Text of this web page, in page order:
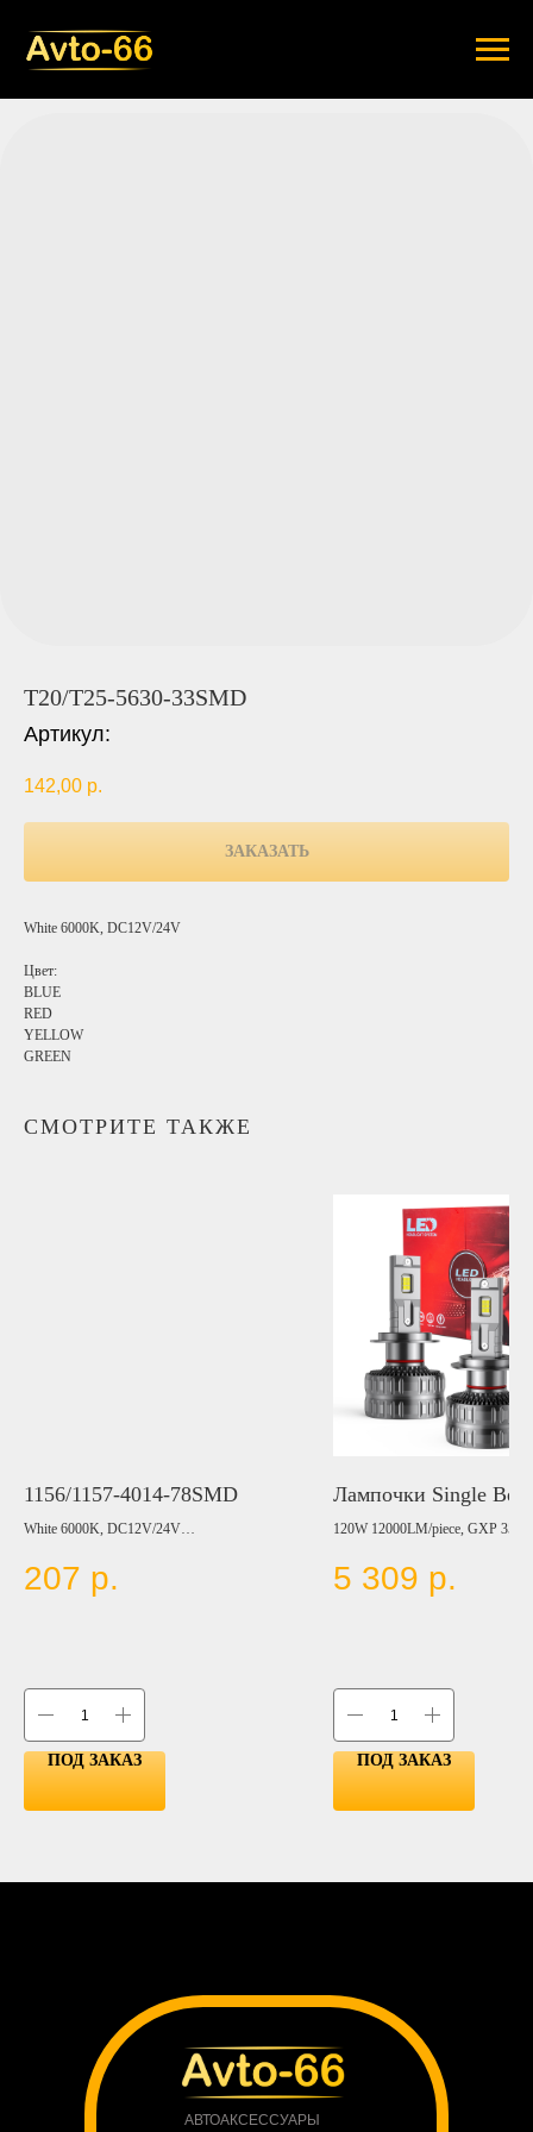
T20/T25-5630-33SMD
Артикул:
142,00 р.
ЗАКАЗАТЬ
White 6000K, DC12V/24V
Цвет:
BLUE
RED
YELLOW
GREEN
СМОТРИТЕ ТАКЖЕ
1156/1157-4014-78SMD
White 6000K, DC12V/24V
BLUE
RED
207 р.
ПОД ЗАКАЗ
Лампочки Single
120W 12000LM/piece, GXP
H15, 9005, 9006, 880/881)
5 309 р.
ПОД ЗАКАЗ
АВТОАКСЕССУАРЫ